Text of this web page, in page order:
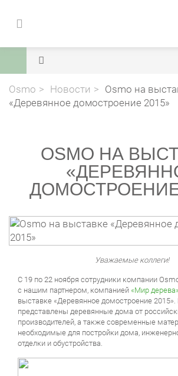
Osmo Новости
Osmo на
«Деревянное домостроение 2015»
OSMO НА
ДОМОСТРОЕНИЕ
Уважаемые коллеги!
С 19 по 22 ноября сотрудники компании
с нашим партнером, компанией «Мир
выставке «Деревянное домостроение
представлены деревянные дома от
производителей, а также современные
необходимые для постройки дома,
отделки и обустройства.